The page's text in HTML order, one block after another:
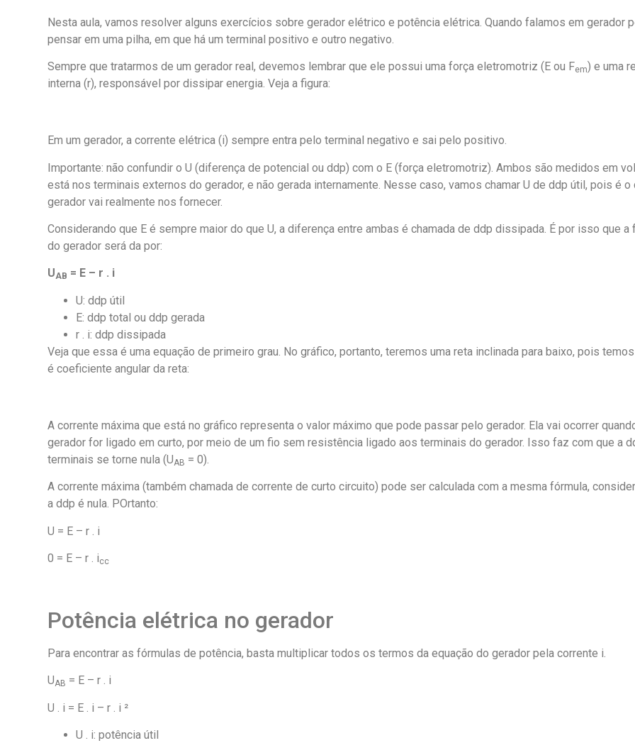
Nesta aula, vamos resolver alguns exercícios sobre gerador elétrico e potência elétrica. Quando falamos em gerador
pensar em uma pilha, em que há um terminal positivo e outro negativo.
Sempre que tratarmos de um gerador real, devemos lembrar que ele possui uma força eletromotriz (E ou Fem) e uma
interna (r), responsável por dissipar energia. Veja a figura:
Em um gerador, a corrente elétrica (i) sempre entra pelo terminal negativo e sai pelo positivo.
Importante: não confundir o U (diferença de potencial ou ddp) com o E (força eletromotriz). Ambos são medidos em
está nos terminais externos do gerador, e não gerada internamente. Nesse caso, vamos chamar U de ddp útil, pois é o
gerador vai realmente nos fornecer.
Considerando que E é sempre maior do que U, a diferença entre ambas é chamada de ddp dissipada. É por isso que a
do gerador será da por:
UAB = E – r . i
U: ddp útil
E: ddp total ou ddp gerada
r . i: ddp dissipada
Veja que essa é uma equação de primeiro grau. No gráfico, portanto, teremos uma reta inclinada para baixo, pois
é coeficiente angular da reta:
A corrente máxima que está no gráfico representa o valor máximo que pode passar pelo gerador. Ela vai ocorrer
gerador for ligado em curto, por meio de um fio sem resistência ligado aos terminais do gerador. Isso faz com que a
terminais se torne nula (UAB = 0).
A corrente máxima (também chamada de corrente de curto circuito) pode ser calculada com a mesma fórmula,
a ddp é nula. POrtanto:
U = E – r . i
0 = E – r . icc
Potência elétrica no gerador
Para encontrar as fórmulas de potência, basta multiplicar todos os termos da equação do gerador pela corrente i.
UAB = E – r . i
U . i = E . i – r . i ²
U . i: potência útil